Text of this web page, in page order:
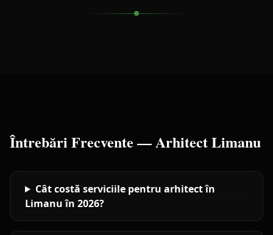
Întrebări Frecvente —ArhitectLimanu
Cât costă serviciile pentru arhitect în
Limanu în 2026?